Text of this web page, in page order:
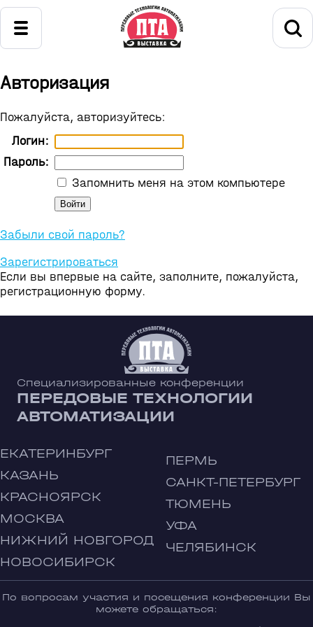
Авторизация
Пожалуйста, авторизуйтесь:
Логин:
Пароль:
Запомнить меня на этом компьютере
Забыли свой пароль?
Зарегистрироваться
Если вы впервые на сайте, заполните, пожалуйста,
регистрационную форму.
Специализированные конференции
ПЕРЕДОВЫЕ ТЕХНОЛОГИИ
АВТОМАТИЗАЦИИ
ЕКАТЕРИНБУРГ
КАЗАНЬ
КРАСНОЯРСК
МОСКВА
НИЖНИЙ НОВГОРОД
НОВОСИБИРСК
ПЕРМЬ
САНКТ-ПЕТЕРБУРГ
ТЮМЕНЬ
УФА
ЧЕЛЯБИНСК
По вопросам участия и посещения конференции Вы
можете обращаться: